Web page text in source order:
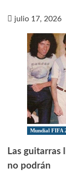
julio 17, 2026
Mundial FIFA
Las
no podrán